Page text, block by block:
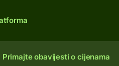
Primajte obavijesti o cijenama